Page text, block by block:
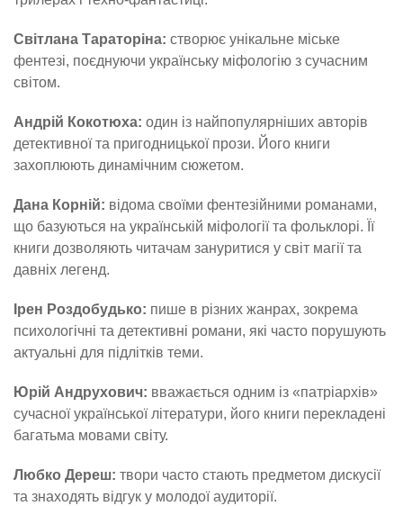
Світлана Тараторіна: створює унікальне міське
фентезі, поєднуючи українську міфологію з сучасним
світом.
Андрій Кокотюха: один із найпопулярніших авторів
детективної та пригодницької прози. Його книги
захоплюють динамічним сюжетом.
Дана Корній: відома своїми фентезійними романами,
що базуються на українській міфології та фольклорі. Її
книги дозволяють читачам зануритися у світ магії та
давніх легенд.
Ірен Роздобудько: пише в різних жанрах, зокрема
психологічні та детективні романи, які часто порушують
актуальні для підлітків теми.
Юрій Андрухович: вважається одним із «патріархів»
сучасної української літератури, його книги перекладені
багатьма мовами світу.
Любко Дереш: твори часто стають предметом дискусії
та знаходять відгук у молодої аудиторії.